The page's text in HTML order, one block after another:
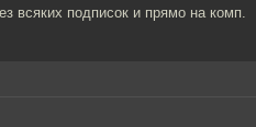
всяких подписок и прямо на комп.